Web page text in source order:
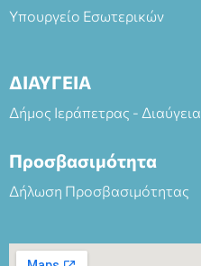
Υπουργείο Εσωτερικών
ΔΙΑΥΓΕΙΑ
Δήμος Ιεράπετρας - Διαύγεια
Προσβασιμότητα
Δήλωση Προσβασιμότητας